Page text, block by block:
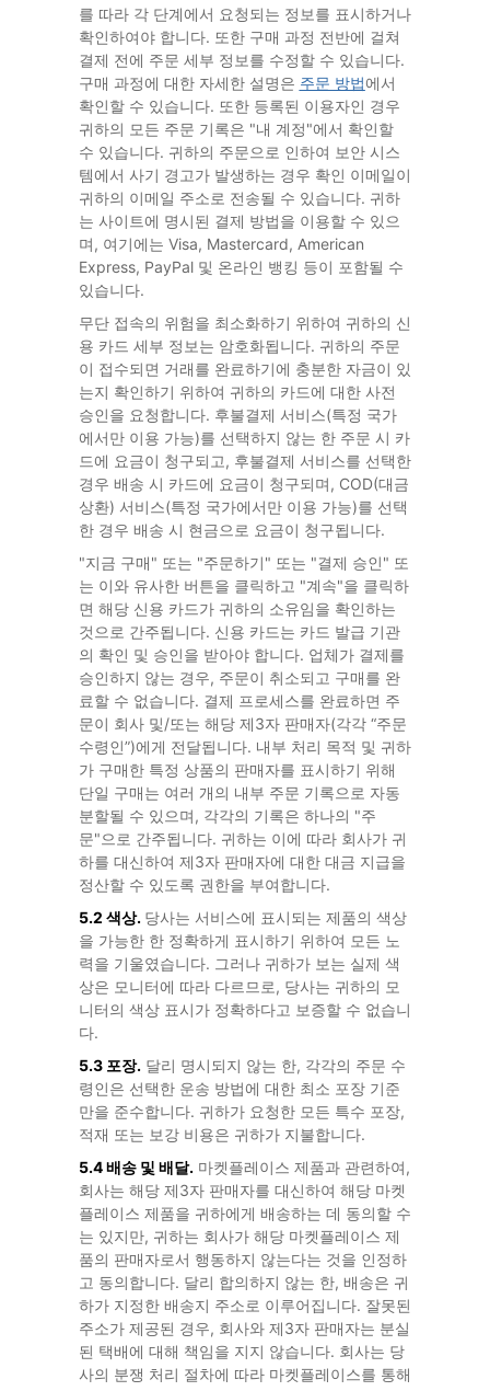
를 따라 각 단계에서 요청되는 정보를 표시하거나
확인하여야 합니다. 또한 구매 과정 전반에 걸쳐
결제 전에 주문 세부 정보를 수정할 수 있습니다.
구매 과정에 대한 자세한 설명은 주문 방법에서
확인할 수 있습니다. 또한 등록된 이용자인 경우
귀하의 모든 주문 기록은 "내 계정"에서 확인할
수 있습니다. 귀하의 주문으로 인하여 보안 시스
템에서 사기 경고가 발생하는 경우 확인 이메일이
귀하의 이메일 주소로 전송될 수 있습니다. 귀하
는 사이트에 명시된 결제 방법을 이용할 수 있으
며, 여기에는 Visa, Mastercard, American
Express, PayPal 및 온라인 뱅킹 등이 포함될 수
있습니다.
무단 접속의 위험을 최소화하기 위하여 귀하의 신
용 카드 세부 정보는 암호화됩니다. 귀하의 주문
이 접수되면 거래를 완료하기에 충분한 자금이 있
는지 확인하기 위하여 귀하의 카드에 대한 사전
승인을 요청합니다. 후불결제 서비스(특정 국가
에서만 이용 가능)를 선택하지 않는 한 주문 시 카
드에 요금이 청구되고, 후불결제 서비스를 선택한
경우 배송 시 카드에 요금이 청구되며, COD(대금
상환) 서비스(특정 국가에서만 이용 가능)를 선택
한 경우 배송 시 현금으로 요금이 청구됩니다.
"지금 구매" 또는 "주문하기" 또는 "결제 승인" 또
는 이와 유사한 버튼을 클릭하고 "계속"을 클릭하
면 해당 신용 카드가 귀하의 소유임을 확인하는
것으로 간주됩니다. 신용 카드는 카드 발급 기관
의 확인 및 승인을 받아야 합니다. 업체가 결제를
승인하지 않는 경우, 주문이 취소되고 구매를 완
료할 수 없습니다. 결제 프로세스를 완료하면 주
문이 회사 및/또는 해당 제3자 판매자(각각 “주문
수령인”)에게 전달됩니다. 내부 처리 목적 및 귀하
가 구매한 특정 상품의 판매자를 표시하기 위해
단일 구매는 여러 개의 내부 주문 기록으로 자동
분할될 수 있으며, 각각의 기록은 하나의 "주
문"으로 간주됩니다. 귀하는 이에 따라 회사가 귀
하를 대신하여 제3자 판매자에 대한 대금 지급을
정산할 수 있도록 권한을 부여합니다.
5.2 색상. 당사는 서비스에 표시되는 제품의 색상
을 가능한 한 정확하게 표시하기 위하여 모든 노
력을 기울였습니다. 그러나 귀하가 보는 실제 색
상은 모니터에 따라 다르므로, 당사는 귀하의 모
니터의 색상 표시가 정확하다고 보증할 수 없습니
다.
5.3 포장.달리 명시되지 않는 한, 각각의 주문 수
령인은 선택한 운송 방법에 대한 최소 포장 기준
만을 준수합니다. 귀하가 요청한 모든 특수 포장,
적재 또는 보강 비용은 귀하가 지불합니다.
5.4 배송 및 배달.마켓플레이스 제품과 관련하여,
회사는 해당 제3자 판매자를 대신하여 해당 마켓
플레이스 제품을 귀하에게 배송하는 데 동의할 수
는 있지만, 귀하는 회사가 해당 마켓플레이스 제
품의 판매자로서 행동하지 않는다는 것을 인정하
고 동의합니다. 달리 합의하지 않는 한, 배송은 귀
하가 지정한 배송지 주소로 이루어집니다. 잘못된
주소가 제공된 경우, 회사와 제3자 판매자는 분실
된 택배에 대해 책임을 지지 않습니다. 회사는 당
사의 분쟁 처리 절차에 따라 마켓플레이스를 통해